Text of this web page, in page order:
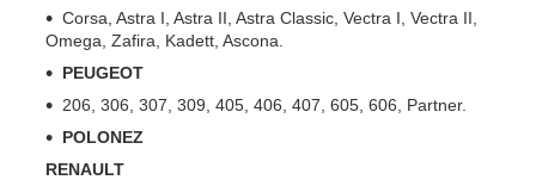
Corsa, Astra I, Astra II, Astra Classic, Vectra I, Vectra II,
Omega, Zafira, Kadett, Ascona.
PEUGEOT
206, 306, 307, 309, 405, 406, 407, 605, 606, Partner.
POLONEZ
RENAULT